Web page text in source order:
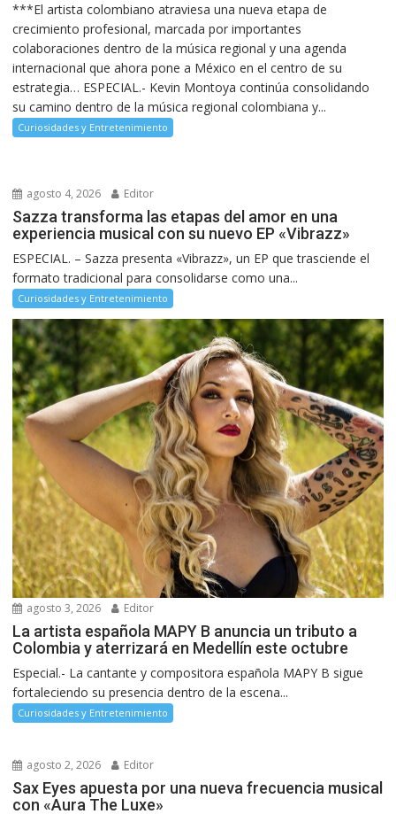
***El artista colombiano atraviesa una nueva etapa de
crecimiento profesional, marcada por importantes
colaboraciones dentro de la música regional y una agenda
internacional que ahora pone a México en el centro de su
estrategia… ESPECIAL.- Kevin Montoya continúa consolidando
su camino dentro de la música regional colombiana y...
Curiosidades y Entretenimiento
agosto 4, 2026 Editor
Sazza transforma las etapas del amor en una
experiencia musical con su nuevo EP «Vibrazz»
ESPECIAL. – Sazza presenta «Vibrazz», un EP que trasciende el
formato tradicional para consolidarse como una...
Curiosidades y Entretenimiento
agosto 3, 2026 Editor
La artista española MAPY B anuncia un tributo a
Colombia y aterrizará en Medellín este octubre
Especial.- La cantante y compositora española MAPY B sigue
fortaleciendo su presencia dentro de la escena...
Curiosidades y Entretenimiento
agosto 2, 2026 Editor
Sax Eyes apuesta por una nueva frecuencia musical
con «Aura The Luxe»